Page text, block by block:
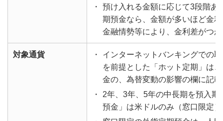
・
預け入れる金額に応じて3段階あ
期預金なら、金額が多いほど金
金融情勢等により、金利差がつ
対象通貨 ・
インターネットバンキングでの
を前提とした「ホット定期」は
金の、為替変動の影響の欄に記
・
2年、3年、5年の中長期を預入
預金」は米ドルのみ（窓口限定